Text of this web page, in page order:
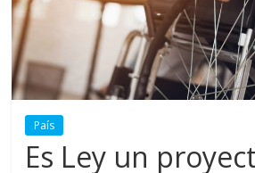
País
Es Ley un